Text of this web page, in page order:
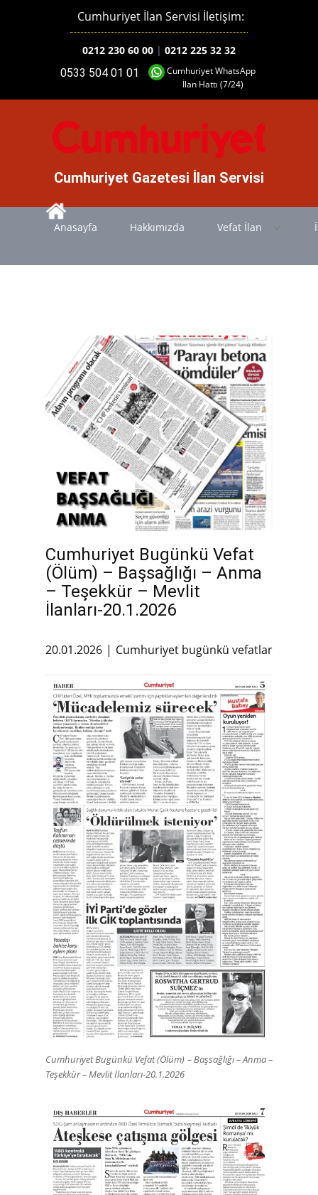
Cumhuriyet WhatsApp
İlan Hattı (7/24)
0533 504 01 01
Cumhuriyet İlan Servisi İletişim:
0212 230 60 00 | 0212 225 32 32
Cumhuriyet Gazetesi İlan Servisi
Anasayfa Hakkımızda Vefat İlan
Cumhuriyet Bugünkü Vefat
(Ölüm) – Başsağlığı – Anma
– Teşekkür – Mevlit
İlanları-20.1.2026
20.01.2026 Cumhuriyet bugünkü vefatlar
Cumhuriyet Bugünkü Vefat (Ölüm) – Başsağlığı – Anma –
Teşekkür – Mevlit İlanları-20.1.2026